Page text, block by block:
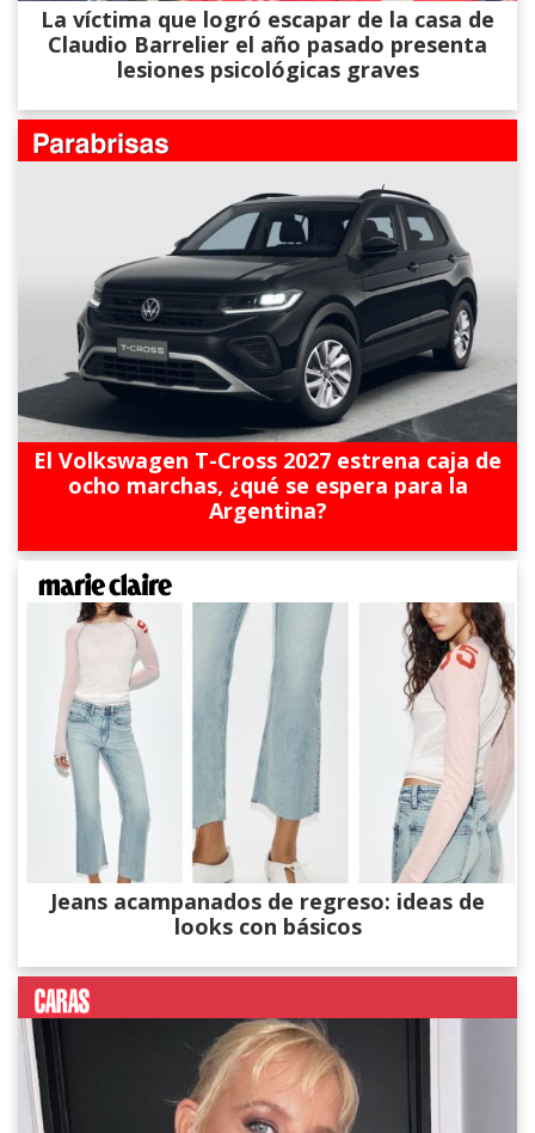
La víctima que logró escapar de la casa de
Claudio Barrelier el año pasado presenta
lesiones psicológicas graves
El Volkswagen T-Cross 2027 estrena caja de
ocho marchas, ¿qué se espera para la
Argentina?
Jeans acampanados de regreso: ideas de
looks con básicos